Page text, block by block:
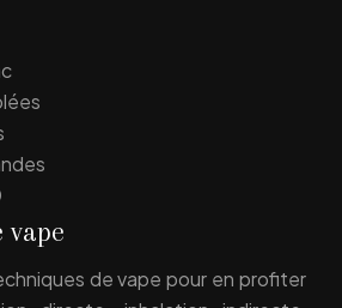
vape
de vape pour en profiter